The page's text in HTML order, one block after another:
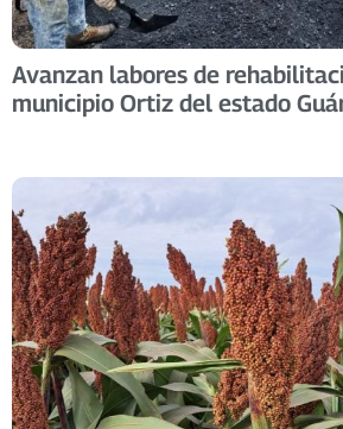
Avanzan labores de
municipio Ortiz del estado